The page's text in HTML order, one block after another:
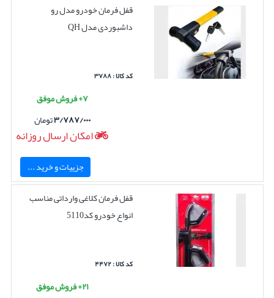
قفل فرمان خودرو مدل رو
داشبوردی مدل QH
کد کالا : ۳۷۸۸
۷+ فروش موفق
۳/۷۸۷/۰۰۰تومان
امکان ارسال روزانه
جزییات و خرید ...
قفل فرمان کلاغی وارداتی مناسب
انواع خودرو کد5110
کد کالا : ۴۴۷۲
۲۱+ فروش موفق